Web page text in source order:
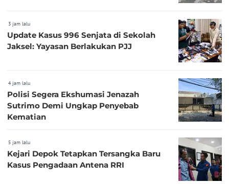
3 jam lalu
Update Kasus 996 Senjata di Sekolah
Jaksel: Yayasan Berlakukan PJJ
4 jam lalu
Polisi Segera Ekshumasi Jenazah
Sutrimo Demi Ungkap Penyebab
Kematian
5 jam lalu
Kejari Depok Tetapkan Tersangka Baru
Kasus Pengadaan Antena RRI